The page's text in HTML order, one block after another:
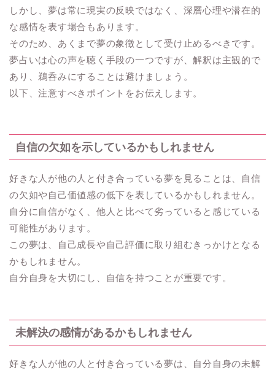
しかし、夢は常に現実の反映ではなく、深層心理や潜在的
な感情を表す場合もあります。
そのため、あくまで夢の象徴として受け止めるべきです。
夢占いは心の声を聴く手段の一つですが、解釈は主観的で
あり、鵜呑みにすることは避けましょう。
以下、注意すべきポイントをお伝えします。
自信の欠如を示しているかもしれません
好きな人が他の人と付き合っている夢を見ることは、自信
の欠如や自己価値感の低下を表しているかもしれません。
自分に自信がなく、他人と比べて劣っていると感じている
可能性があります。
この夢は、自己成長や自己評価に取り組むきっかけとなる
かもしれません。
自分自身を大切にし、自信を持つことが重要です。
未解決の感情があるかもしれません
好きな人が他の人と付き合っている夢は、自分自身の未解